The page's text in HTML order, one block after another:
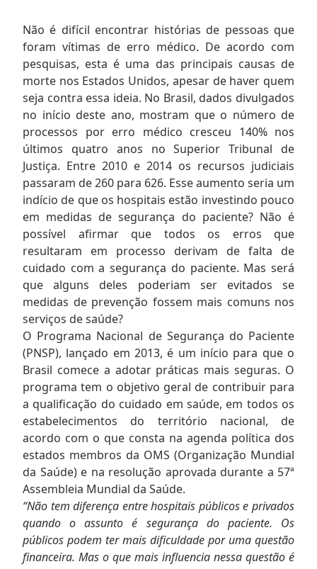
Não é difícil encontrar histórias de pessoas que
foram vítimas de erro médico. De acordo com
pesquisas, esta é uma das principais causas de
morte nos Estados Unidos, apesar de haver quem
seja contra essa ideia. No Brasil, dados divulgados
no início deste ano, mostram que o número de
processos por erro médico cresceu 140% nos
últimos quatro anos no Superior Tribunal de
Justiça. Entre 2010 e 2014 os recursos judiciais
passaram de 260 para 626. Esse aumento seria um
indício de que os hospitais estão investindo pouco
em medidas de segurança do paciente? Não é
possível afirmar que todos os erros que
resultaram em processo derivam de falta de
cuidado com a segurança do paciente. Mas será
que alguns deles poderiam ser evitados se
medidas de prevenção fossem mais comuns nos
serviços de saúde?
O Programa Nacional de Segurança do Paciente
(PNSP), lançado em 2013, é um início para que o
Brasil comece a adotar práticas mais seguras. O
programa tem o objetivo geral de contribuir para
a qualificação do cuidado em saúde, em todos os
estabelecimentos do território nacional, de
acordo com o que consta na agenda política dos
estados membros da OMS (Organização Mundial
da Saúde) e na resolução aprovada durante a 57ª
Assembleia Mundial da Saúde.
“Não tem diferença entre hospitais públicos e privados
quando o assunto é segurança do paciente. Os
públicos podem ter mais dificuldade por uma questão
financeira. Mas o que mais influencia nessa questão é